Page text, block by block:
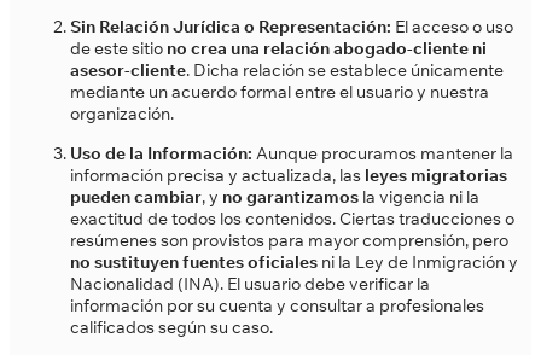
Sin Relación Jurídica o Representación: El acceso o uso
de este sitio no crea una relación abogado-cliente ni
asesor-cliente. Dicha relación se establece únicamente
mediante un acuerdo formal entre el usuario y nuestra
organización.
Uso de la Información: Aunque procuramos mantener la
información precisa y actualizada, las leyes migratorias
pueden cambiar, y no garantizamos la vigencia ni la
exactitud de todos los contenidos. Ciertas traducciones o
resúmenes son provistos para mayor comprensión, pero
no sustituyen fuentes oficiales ni la Ley de Inmigración y
Nacionalidad (INA). El usuario debe verificar la
información por su cuenta y consultar a profesionales
calificados según su caso.